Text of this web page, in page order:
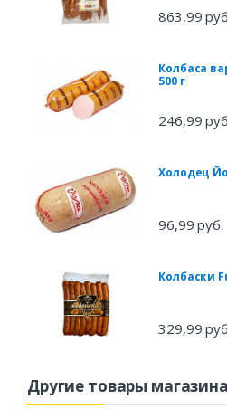
863,99
Колбаса
500 г
246,99
Холодец
96,99 руб.
Колбаски
329,99
Другие товары магазина